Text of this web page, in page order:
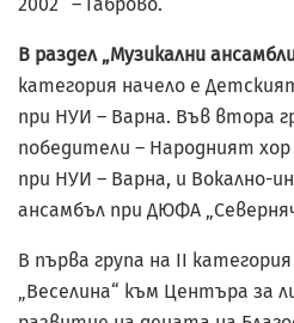
В раздел „Музикални
категория начело е
при НУИ – Варна. Във втора
победители – Народният
при НУИ – Варна, и Вокално-
ансамбъл при ДЮФА
В първа група на II категория
„Веселина“ към Центъра за